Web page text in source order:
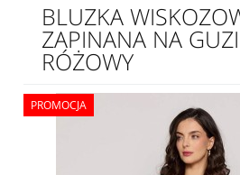
BLUZKA
ZAPINANA NA
RÓŻOWY
PROMOCJA